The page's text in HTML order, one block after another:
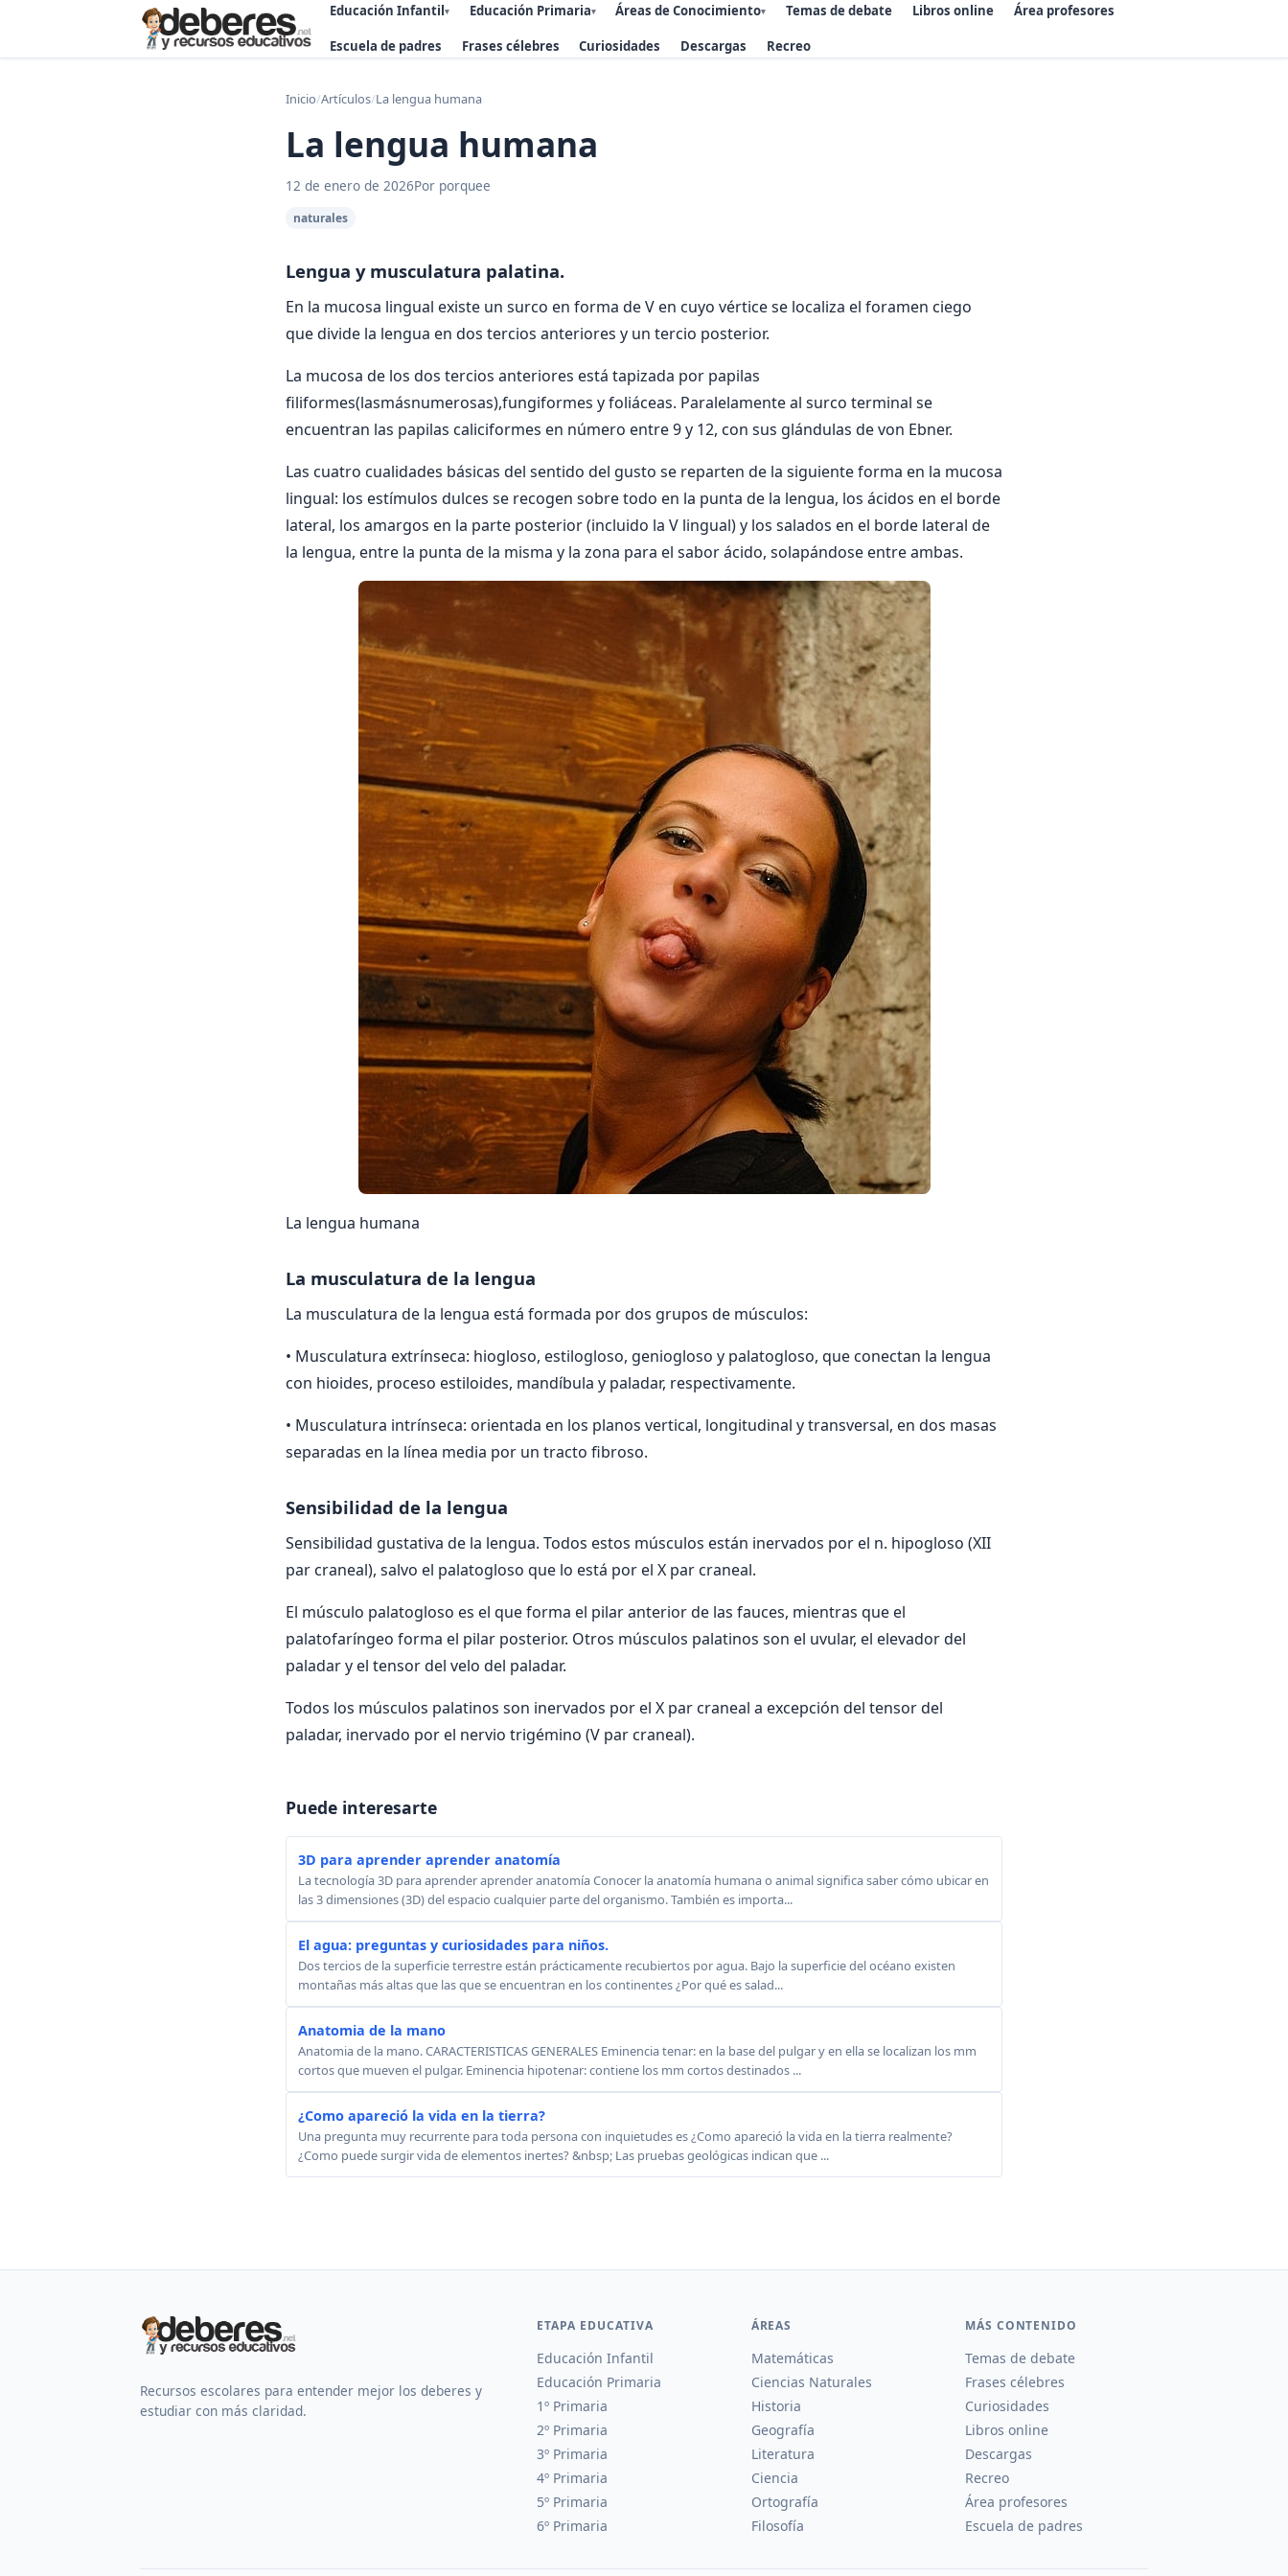
Educación Infantil▾ Educación Primaria▾ Áreas de Conocimiento▾ Temas de debate Libros online Área profesores
Escuela de padres Frases célebres Curiosidades Descargas Recreo
Inicio/Artículos/La lengua humana
La lengua humana
12 de enero de 2026Por porquee
naturales
Lengua y musculatura palatina.
En la mucosa lingual existe un surco en forma de V en cuyo vértice se localiza el foramen ciego
que divide la lengua en dos tercios anteriores y un tercio posterior.
La mucosa de los dos tercios anteriores está tapizada por papilas
filiformes(lasmásnumerosas),fungiformes y foliáceas. Paralelamente al surco terminal se
encuentran las papilas caliciformes en número entre 9 y 12, con sus glándulas de von Ebner.
Las cuatro cualidades básicas del sentido del gusto se reparten de la siguiente forma en la mucosa
lingual: los estímulos dulces se recogen sobre todo en la punta de la lengua, los ácidos en el borde
lateral, los amargos en la parte posterior (incluido la V lingual) y los salados en el borde lateral de
la lengua, entre la punta de la misma y la zona para el sabor ácido, solapándose entre ambas.
La lengua humana
La musculatura de la lengua
La musculatura de la lengua está formada por dos grupos de músculos:
• Musculatura extrínseca: hiogloso, estilogloso, geniogloso y palatogloso, que conectan la lengua
con hioides, proceso estiloides, mandíbula y paladar, respectivamente.
• Musculatura intrínseca: orientada en los planos vertical, longitudinal y transversal, en dos masas
separadas en la línea media por un tracto fibroso.
Sensibilidad de la lengua
Sensibilidad gustativa de la lengua. Todos estos músculos están inervados por el n. hipogloso (XII
par craneal), salvo el palatogloso que lo está por el X par craneal.
El músculo palatogloso es el que forma el pilar anterior de las fauces, mientras que el
palatofaríngeo forma el pilar posterior. Otros músculos palatinos son el uvular, el elevador del
paladar y el tensor del velo del paladar.
Todos los músculos palatinos son inervados por el X par craneal a excepción del tensor del
paladar, inervado por el nervio trigémino (V par craneal).
Puede interesarte
3D para aprender aprender anatomía
La tecnología 3D para aprender aprender anatomía Conocer la anatomía humana o animal significa saber cómo ubicar en
las 3 dimensiones (3D) del espacio cualquier parte del organismo. También es importa...
El agua: preguntas y curiosidades para niños.
Dos tercios de la superficie terrestre están prácticamente recubiertos por agua. Bajo la superficie del océano existen
montañas más altas que las que se encuentran en los continentes ¿Por qué es salad...
Anatomia de la mano
Anatomia de la mano. CARACTERISTICAS GENERALES Eminencia tenar: en la base del pulgar y en ella se localizan los mm
cortos que mueven el pulgar. Eminencia hipotenar: contiene los mm cortos destinados ...
¿Como apareció la vida en la tierra?
Una pregunta muy recurrente para toda persona con inquietudes es ¿Como apareció la vida en la tierra realmente?
¿Como puede surgir vida de elementos inertes? &nbsp; Las pruebas geológicas indican que ...
Recursos escolares para entender mejor los deberes y
estudiar con más claridad.
ETAPA EDUCATIVA
Educación Infantil
Educación Primaria
1º Primaria
2º Primaria
3º Primaria
4º Primaria
5º Primaria
6º Primaria
ÁREAS
Matemáticas
Ciencias Naturales
Historia
Geografía
Literatura
Ciencia
Ortografía
Filosofía
MÁS CONTENIDO
Temas de debate
Frases célebres
Curiosidades
Libros online
Descargas
Recreo
Área profesores
Escuela de padres